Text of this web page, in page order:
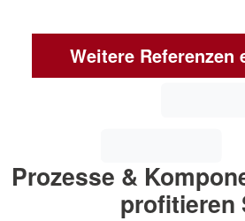
Beutel oder als Schüttgut in
verpacken.
Weitere Referenzen
Prozesse &
profitieren